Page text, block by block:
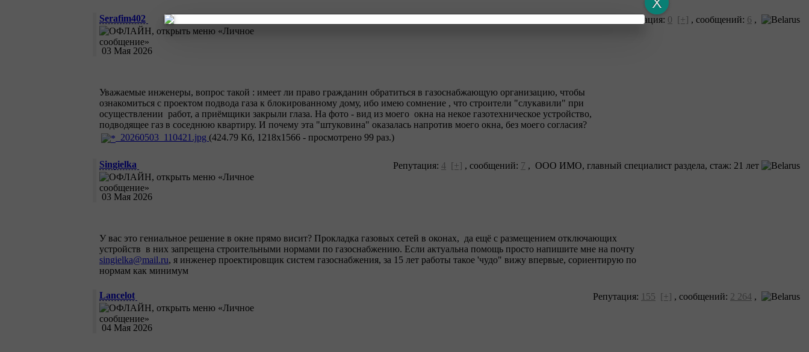
Serafim402
03 Мая 2026
Репутация: 0 [+] , сообщений: 6 ,
Уважаемые инженеры, вопрос такой : имеет ли право гражданин обратиться в газоснабжающую организацию, чтобы
ознакомиться с проектом подвода газа к блокированному дому, ибо имею сомнение , что строители "слукавили" при
осуществлении работ, а приёмщики закрыли глаза. На фото - вид из моего окна на некое газотехническое устройство,
подводящее газ в соседнюю квартиру. И почему эта "штуковина" оказалась напротив моего окна, без моего согласия?
20260503_110421.jpg (424.79 Кб, 1218x1566 - просмотрено 99 раз.)
Singielka
03 Мая 2026
Репутация: 4 [+] , сообщений: 7 , ООО ИМО, главный специалист раздела, cтаж: 21 лет
У вас это гениальное решение в окне прямо висит? Прокладка газовых сетей в оконах, да ещё с размещением отключающих
устройств в них запрещена строительными нормами по газоснабжению. Если актуальна помощь просто напишите мне на почту
singielka@mail.ru, я инженер проектировщик систем газоснабжения, за 15 лет работы такое 'чудо" вижу впервые, сориентирую по
нормам как минимум
Lancelot
04 Мая 2026
Репутация: 155 [+] , сообщений: 2 264 ,